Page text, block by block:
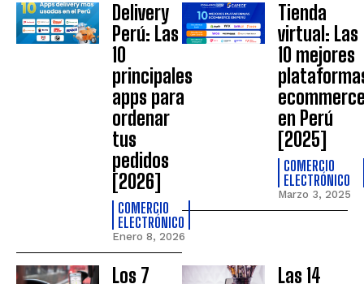
Delivery
Perú: Las
10
principales
apps para
ordenar
tus
pedidos
[2026]
COMERCIO
ELECTRÓNICO
Enero 8, 2026
Tienda
virtual: Las
10 mejores
en Perú
[2025]
COMERCIO
ELECTRÓNICO
Marzo 3, 2025
Los 7
Las 14